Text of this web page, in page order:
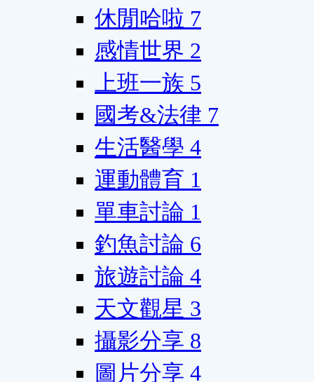
休閒哈啦 7
感情世界 2
上班一族 5
國考&法律 7
生活醫學 4
運動體育 1
單車討論 1
釣魚討論 6
旅遊討論 4
天文觀星 3
攝影分享 8
圖片分享 4